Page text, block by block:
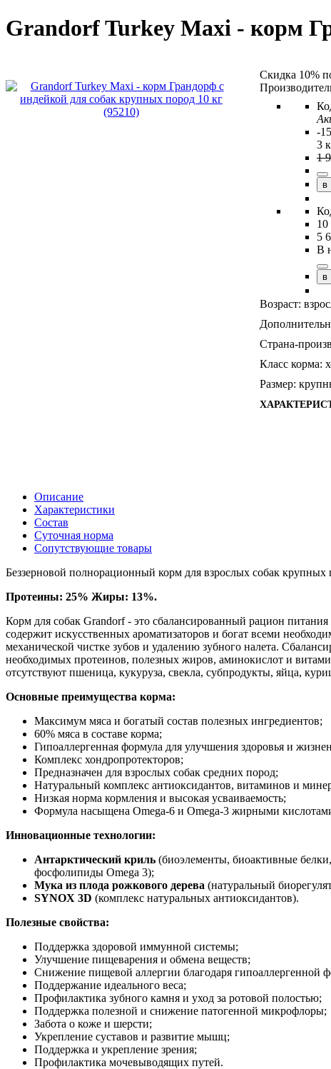
Grandorf Turkey Maxi - корм
Скидка 10%
-
3
1
в
10
5
В
в
Возраст:
Страна-
Класс корма:
Размер:
Описание
Характеристики
Состав
Суточная норма
Сопутствующие товары
Беззерновой полнорационный корм для взрослых собак крупных
Протеины: 25% Жиры: 13%.
Корм для собак Grandorf - это сбалансированный рацион
содержит искусственных ароматизаторов и богат всеми
механической чистке зубов и удалению зубного налета.
необходимых протеинов, полезных жиров, аминокислот и
отсутствуют пшеница, кукуруза, свекла, субпродукты, яйца,
Основные преимущества корма:
Максимум мяса и богатый состав полезных ингредиентов;
60% мяса в составе корма;
Гипоаллергенная формула для улучшения здоровья и
Комплекс хондропротекторов;
Предназначен для взрослых собак средних пород;
Натуральный комплекс антиоксидантов, витаминов и
Низкая норма кормления и высокая усваиваемость;
Формула насыщена Omega-6 и Omega-3 жирными
Инновационные технологии:
Антарктический криль (биоэлементы, биоактивные белки,
фосфолипиды Omega 3);
Мука из плода рожкового дерева (натуральный
SYNOX 3D (комплекс натуральных антиоксидантов).
Полезные свойства:
Поддержка здоровой иммунной системы;
Улучшение пищеварения и обмена веществ;
Снижение пищевой аллергии благодаря гипоаллергенной
Поддержание идеального веса;
Профилактика зубного камня и уход за ротовой полостью;
Поддержка полезной и снижение патогенной микрофлоры;
Забота о коже и шерсти;
Укрепление суставов и развитие мышц;
Поддержка и укрепление зрения;
Профилактика мочевыводящих путей.